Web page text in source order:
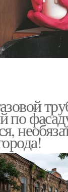
по